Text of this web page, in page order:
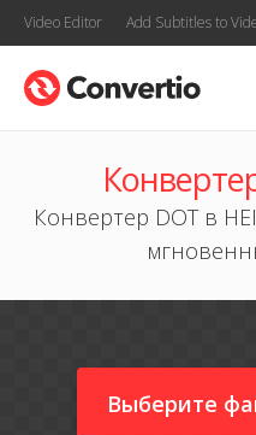
Video Editor Add Subtitles to
Конвертер DOT в
Выберите